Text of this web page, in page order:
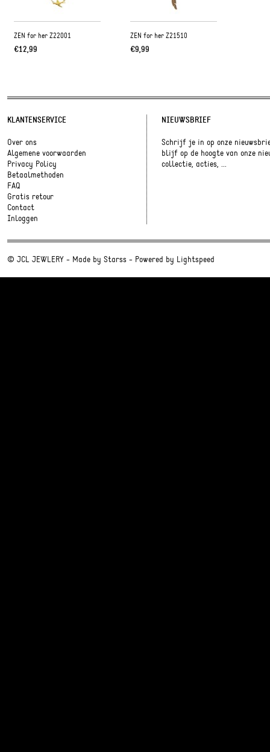
ZEN for her Z22001
€12,99
ZEN for her Z21510
€9,99
KLANTENSERVICE
Over ons
Algemene voorwaarden
Privacy Policy
Betaalmethoden
FAQ
Gratis retour
Contact
Inloggen
NIEUWSBRIEF
Schrijf je in op onze
blijf op de hoogte van onze
collectie, acties, ...
© JCL JEWLERY - Made by Starss - Powered by Lightspeed